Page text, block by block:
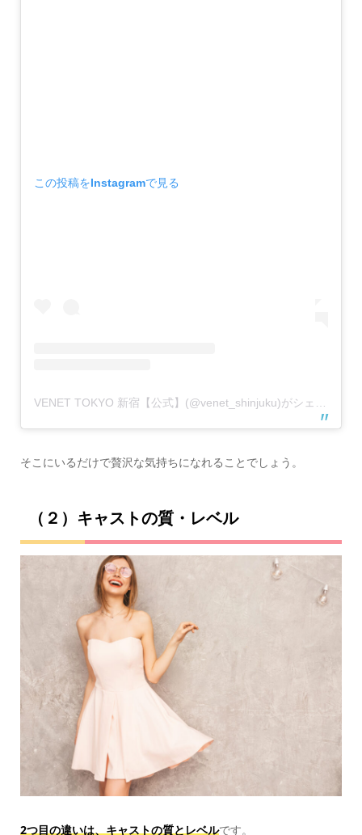
この投稿をInstagramで見る
そこにいるだけで贅沢な気持ちになれることでしょう。
（２）キャストの質・レベル
2つ目の違いは、キャストの質とレベルです。